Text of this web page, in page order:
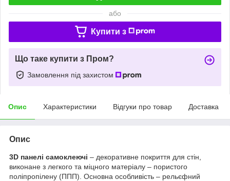
або
Купити з
Що таке купити з Пром?
Замовлення під захистом
Опис Характеристики Відгуки про товар Доставка
Опис
3D панелі самоклеючі – декоративне покриття для стін,
виконане з легкого та міцного матеріалу – пористого
поліпропілену (ППП). Основна особливість – рельєфний